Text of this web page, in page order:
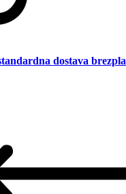
dostava